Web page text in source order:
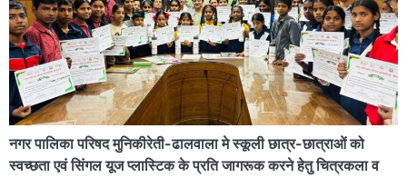
नगर पालिका परिषद मुनिकीरेती-ढालवाला मे स्कूली छात्र-छात्राओं को
स्वच्छता एवं सिंगल यूज प्लास्टिक के प्रति जागरूक करने हेतु चित्रकला व